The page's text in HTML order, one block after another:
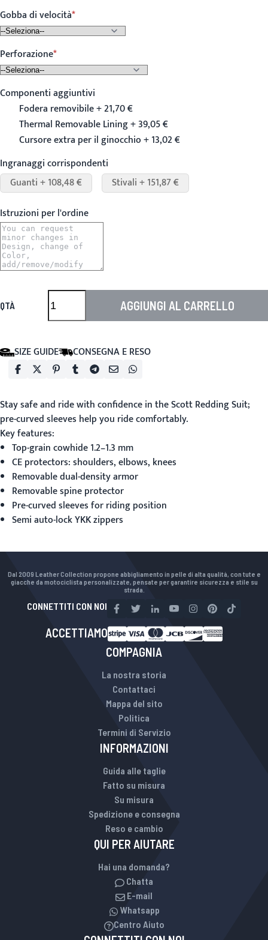
Gobba di velocità
Perforazione
Componenti aggiuntivi
Fodera removibile + 21,70 €
Thermal Removable Lining + 39,05 €
Cursore extra per il ginocchio + 13,02 €
Ingranaggi corrispondenti
Guanti + 108,48 €
Stivali + 151,87 €
Istruzioni per l'ordine
QTÀ AGGIUNGI AL CARRELLO
SIZE GUIDE CONSEGNA E RESO
Stay safe and ride with confidence in theScott Redding Suit;
pre-curved sleeves help you ride comfortably.
Key features:
Top-grain cowhide 1.2–1.3 mm
CE protectors: shoulders, elbows, knees
Removable dual-density armor
Removable spine protector
Pre-curved sleeves for riding position
Semi auto-lock YKK zippers
Dal 2009 Leather Collection propone abbigliamento in pelle di alta qualità, con tute e
giacche da motociclista personalizzate, pensate per garantire sicurezza e stile su
strada.
CONNETTITI CON NOI
ACCETTIAMO
COMPAGNIA
La nostra storia
Contattaci
Mappa del sito
Politica
Termini di Servizio
INFORMAZIONI
Guida alle taglie
Fatto su misura
Su misura
Spedizione e consegna
Reso e cambio
QUI PER AIUTARE
Hai una domanda?
Chatta
E-mail
Whatsapp
Centro Aiuto